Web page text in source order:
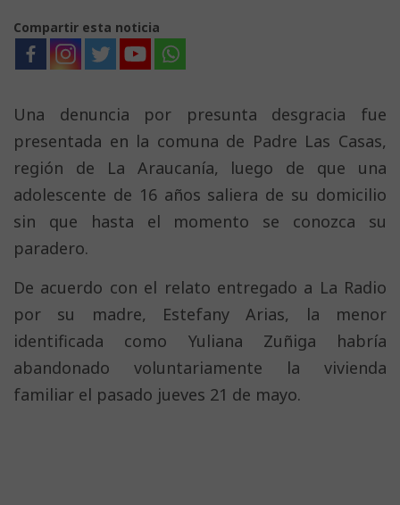
Compartir esta noticia
Una denuncia por presunta desgracia fue
presentada en la comuna de Padre Las Casas,
región de La Araucanía, luego de que una
adolescente de 16 años saliera de su domicilio
sin que hasta el momento se conozca su
paradero.
De acuerdo con el relato entregado a La Radio
por su madre, Estefany Arias, la menor
identificada como Yuliana Zuñiga habría
abandonado voluntariamente la vivienda
familiar el pasado jueves 21 de mayo.